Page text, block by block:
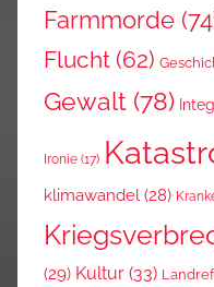
Farmmorde
Flucht (62)
Gewalt (78)
Ironie (17)
klimawandel (28)
(29) Kultur (33)